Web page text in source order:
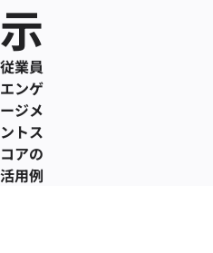
示
従業員
エンゲ
ージメ
ントス
コアの
活用例